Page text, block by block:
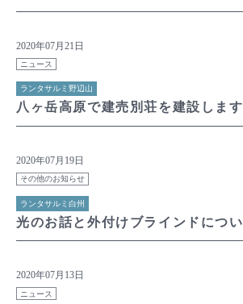
2020年07月21日
ニュース
ランタサルミ野辺山
八ヶ岳高原で建売別荘を建設します
2020年07月19日
その他のお知らせ
ランタサルミ白州
2020年07月13日
ニュース